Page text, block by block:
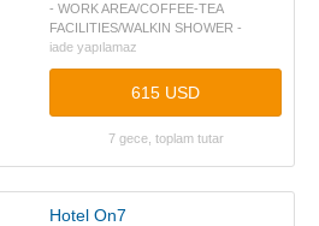
- WORK AREA/COFFEE-TEA
FACILITIES/WALKIN SHOWER -
iade yapılamaz
615 USD
7 gece, toplam tutar
Hotel On7